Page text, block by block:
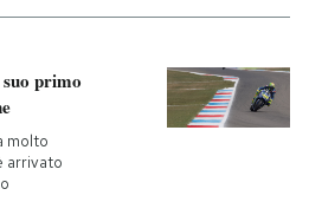
primo
molto
arrivato